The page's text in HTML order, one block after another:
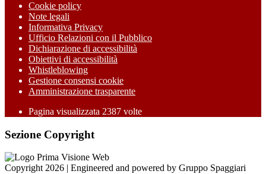
Cookie policy
Note legali
Informativa Privacy
Ufficio Relazioni con il Pubblico
Dichiarazione di accessibilità
Obiettivi di accessibilità
Whistleblowing
Gestione consensi cookie
Amministrazione trasparente
Pagina visualizzata 2387 volte
Sezione Copyright
Copyright 2026 | Engineered and powered by Gruppo Spaggiari